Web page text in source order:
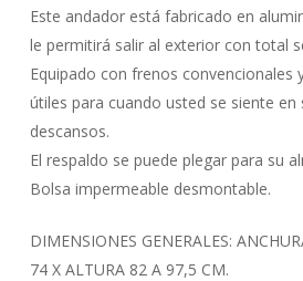
cantidad
Este andador está fabricado en
le permitirá salir al exterior con total
Equipado con frenos convencionales
útiles para cuando usted se siente
descansos.
El respaldo se puede plegar para su
Bolsa impermeable desmontable.
DIMENSIONES GENERALES:
74 X ALTURA 82 A 97,5 CM.